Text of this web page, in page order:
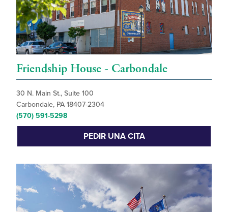
Friendship House - Carbondale
30 N. Main St., Suite 100
Carbondale, PA 18407-2304
(570) 591-5298
PEDIR UNA CITA